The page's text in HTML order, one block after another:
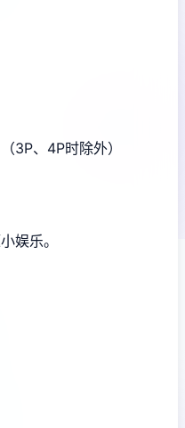
3P、4P时除外）
娱乐。